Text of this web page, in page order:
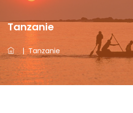
Tanzanie
|Tanzanie